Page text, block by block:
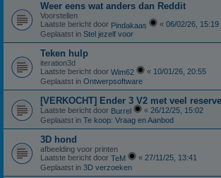
Weer eens wat anders dan Reddit
Voorstellen
Laatste bericht door Pindakaas « 06/02/26, 15:19
Geplaatst in Stel jezelf voor
Teken hulp
iteration3d
Laatste bericht door Wim62 « 10/01/26, 20:55
Geplaatst in Ontwerpsoftware
[VERKOCHT] Ender 3 V2 met veel
Laatste bericht door Burrel « 26/12/25, 15:02
Geplaatst in Te koop: Vraag en Aanbod
3D hond
afbeelding voor printen
Laatste bericht door TeM « 27/11/25, 13:41
Geplaatst in 3D verzoeken